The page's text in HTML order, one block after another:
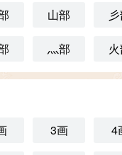
山部
灬部
3画 4